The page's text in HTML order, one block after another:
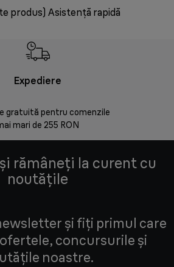
produs) Asistență rapidă
Expediere
gratuită pentru comenzile
mari de 255 RON
rămâneți la curent cu
noutățile
și fiți primul care
concursurile și
noastre.